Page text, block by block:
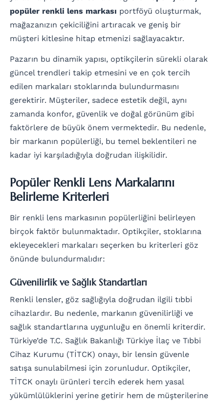
popüler renkli lens markası portföyü oluşturmak,
mağazanızın çekiciliğini artıracak ve geniş bir
müşteri kitlesine hitap etmenizi sağlayacaktır.
Pazarın bu dinamik yapısı, optikçilerin sürekli olarak
güncel trendleri takip etmesini ve en çok tercih
edilen markaları stoklarında bulundurmasını
gerektirir. Müşteriler, sadece estetik değil, aynı
zamanda konfor, güvenlik ve doğal görünüm gibi
faktörlere de büyük önem vermektedir. Bu nedenle,
bir markanın popülerliği, bu temel beklentileri ne
kadar iyi karşıladığıyla doğrudan ilişkilidir.
Popüler Renkli Lens Markalarını
Belirleme Kriterleri
Bir renkli lens markasının popülerliğini belirleyen
birçok faktör bulunmaktadır. Optikçiler, stoklarına
ekleyecekleri markaları seçerken bu kriterleri göz
önünde bulundurmalıdır:
Güvenilirlik ve Sağlık Standartları
Renkli lensler, göz sağlığıyla doğrudan ilgili tıbbi
cihazlardır. Bu nedenle, markanın güvenilirliği ve
sağlık standartlarına uygunluğu en önemli kriterdir.
Türkiye’de T.C. Sağlık Bakanlığı Türkiye İlaç ve Tıbbi
Cihaz Kurumu (TİTCK) onayı, bir lensin güvenle
satışa sunulabilmesi için zorunludur. Optikçiler,
TİTCK onaylı ürünleri tercih ederek hem yasal
yükümlülüklerini yerine getirir hem de müşterilerine